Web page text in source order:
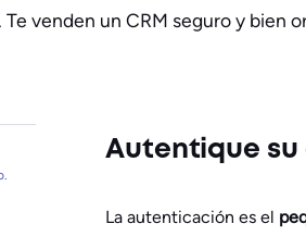
venden un CRM seguro y bien
Autentique su
La autenticación es el